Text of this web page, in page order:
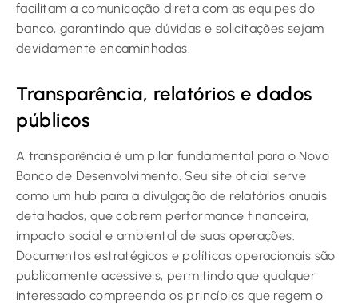
facilitam a comunicação direta com as equipes do
banco, garantindo que dúvidas e solicitações sejam
devidamente encaminhadas.
Transparência, relatórios e dados
públicos
A transparência é um pilar fundamental para o Novo
Banco de Desenvolvimento. Seu site oficial serve
como um hub para a divulgação de relatórios anuais
detalhados, que cobrem performance financeira,
impacto social e ambiental de suas operações.
Documentos estratégicos e políticas operacionais são
publicamente acessíveis, permitindo que qualquer
interessado compreenda os princípios que regem o